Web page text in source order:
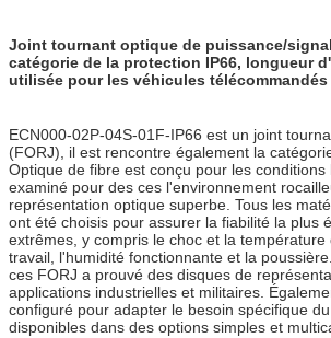
Joint tournant optique de puissance/
catégorie de la protection IP66, longueur
utilisée pour les véhicules télécommandés
ECN000-02P-04S-01F-IP66 est un joint
(FORJ), il est rencontre également la
Optique de fibre est conçu pour les
examiné pour des ces l'environnement
représentation optique superbe. Tous les
ont été choisis pour assurer la fiabilité la plus
extrêmes, y compris le choc et la température
travail, l'humidité fonctionnante et la
ces FORJ a prouvé des disques de
applications industrielles et militaires.
configuré pour adapter le besoin spécifique
disponibles dans des options simples et